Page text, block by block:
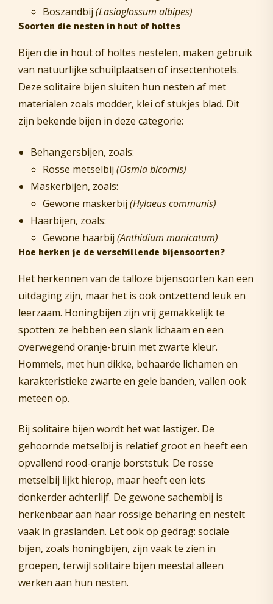
Boszandbij (Lasioglossum albipes)
Soorten die nesten in hout of holtes
Bijen die in hout of holtes nestelen, maken gebruik
van natuurlijke schuilplaatsen of insectenhotels.
Deze solitaire bijen sluiten hun nesten af met
materialen zoals modder, klei of stukjes blad. Dit
zijn bekende bijen in deze categorie:
Behangersbijen, zoals:
Rosse metselbij (Osmia bicornis)
Maskerbijen, zoals:
Gewone maskerbij (Hylaeus communis)
Haarbijen, zoals:
Gewone haarbij (Anthidium manicatum)
Hoe herken je de verschillende bijensoorten?
Het herkennen van de talloze bijensoorten kan een
uitdaging zijn, maar het is ook ontzettend leuk en
leerzaam. Honingbijen zijn vrij gemakkelijk te
spotten: ze hebben een slank lichaam en een
overwegend oranje-bruin met zwarte kleur.
Hommels, met hun dikke, behaarde lichamen en
karakteristieke zwarte en gele banden, vallen ook
meteen op.
Bij solitaire bijen wordt het wat lastiger. De
gehoornde metselbij is relatief groot en heeft een
opvallend rood-oranje borststuk. De rosse
metselbij lijkt hierop, maar heeft een iets
donkerder achterlijf. De gewone sachembij is
herkenbaar aan haar rossige beharing en nestelt
vaak in graslanden. Let ook op gedrag: sociale
bijen, zoals honingbijen, zijn vaak te zien in
groepen, terwijl solitaire bijen meestal alleen
werken aan hun nesten.